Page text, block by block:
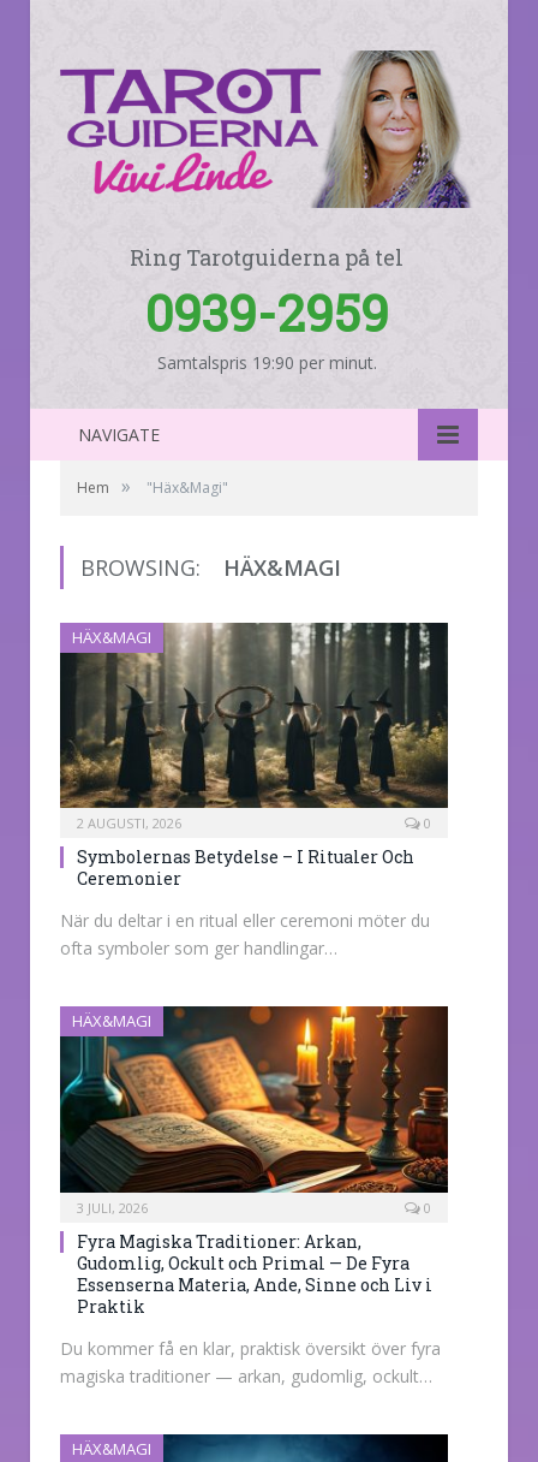
Ring Tarotguiderna på tel
0939-2959
Samtalspris 19:90 per minut.
NAVIGATE
Hem » "Häx&Magi"
BROWSING: HÄX&MAGI
HÄX&MAGI
2 AUGUSTI, 2026 0
Symbolernas Betydelse – I Ritualer Och
Ceremonier
När du deltar i en ritual eller ceremoni möter du
ofta symboler som ger handlingar…
HÄX&MAGI
3 JULI, 2026 0
Fyra Magiska Traditioner: Arkan,
Gudomlig, Ockult och Primal — De Fyra
Essenserna Materia, Ande, Sinne och Liv i
Praktik
Du kommer få en klar, praktisk översikt över fyra
magiska traditioner — arkan, gudomlig, ockult…
HÄX&MAGI